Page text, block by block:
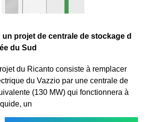
projet de centrale de stockage d
du Sud
du Ricanto consiste à remplacer
du Vazzio par une centrale de
(130 MW) qui fonctionnera à
un